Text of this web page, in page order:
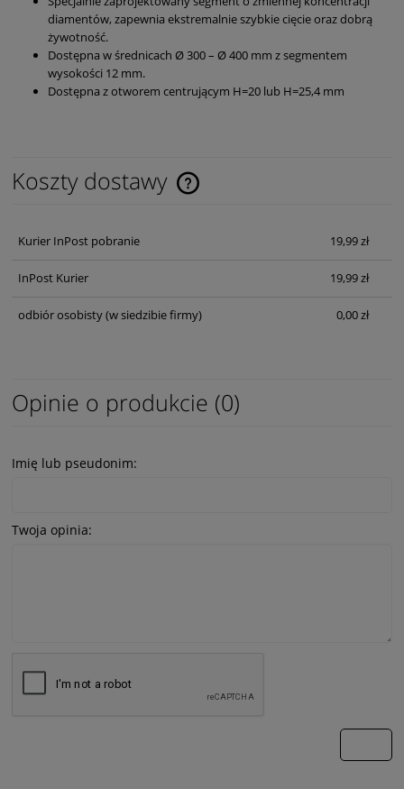
diamentów, zapewnia ekstremalnie szybkie cięcie oraz dobrą
żywotność.
Dostępna w średnicach Ø 300 – Ø 400 mm z segmentem
wysokości 12 mm.
Dostępna z otworem centrującym H=20 lub H=25,4 mm
Koszty dostawy
Cena nie zawiera ewentualnych kosztów płatności
Kurier InPost pobranie 19,99 zł
InPost Kurier 19,99 zł
odbiór osobisty(w siedzibie firmy) 0,00 zł
Opinie o produkcie (0)
Imię lub pseudonim:
Twoja opinia: